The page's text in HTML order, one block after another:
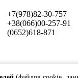
+7(978)82-30-757
+38(066)00-257-91
(0652)618-871